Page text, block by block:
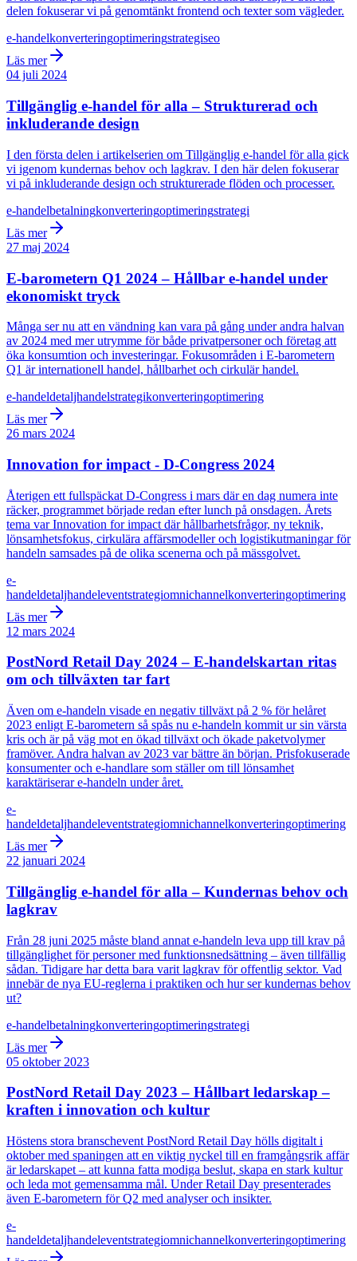
delen fokuserar vi på genomtänkt frontend och texter som vägleder.
e-handelkonverteringoptimeringstrategiseo
Läs mer
04 juli 2024
Tillgänglig e-handel för alla – Strukturerad och
inkluderande design
I den första delen i artikelserien om Tillgänglig e-handel för alla gick
vi igenom kundernas behov och lagkrav. I den här delen fokuserar
vi på inkluderande design och strukturerade flöden och processer.
e-handelbetalningkonverteringoptimeringstrategi
Läs mer
27 maj 2024
E-barometern Q1 2024 – Hållbar e-handel under
ekonomiskt tryck
Många ser nu att en vändning kan vara på gång under andra halvan
av 2024 med mer utrymme för både privatpersoner och företag att
öka konsumtion och investeringar. Fokusområden i E-barometern
Q1 är internationell handel, hållbarhet och cirkulär handel.
e-handeldetaljhandelstrategikonverteringoptimering
Läs mer
26 mars 2024
Innovation for impact - D-Congress 2024
Återigen ett fullspäckat D-Congress i mars där en dag numera inte
räcker, programmet började redan efter lunch på onsdagen. Årets
tema var Innovation for impact där hållbarhetsfrågor, ny teknik,
lönsamhetsfokus, cirkulära affärsmodeller och logistikutmaningar för
handeln samsades på de olika scenerna och på mässgolvet.
e-
handeldetaljhandeleventstrategiomnichannelkonverteringoptimering
Läs mer
12 mars 2024
PostNord Retail Day 2024 – E-handelskartan ritas
om och tillväxten tar fart
Även om e-handeln visade en negativ tillväxt på 2 % för helåret
2023 enligt E-barometern så spås nu e-handeln kommit ur sin värsta
kris och är på väg mot en ökad tillväxt och ökade paketvolymer
framöver. Andra halvan av 2023 var bättre än början. Prisfokuserade
konsumenter och e-handlare som ställer om till lönsamhet
karaktäriserar e-handeln under året.
e-
handeldetaljhandeleventstrategiomnichannelkonverteringoptimering
Läs mer
22 januari 2024
Tillgänglig e-handel för alla – Kundernas behov och
lagkrav
Från 28 juni 2025 måste bland annat e-handeln leva upp till krav på
tillgänglighet för personer med funktionsnedsättning – även tillfällig
sådan. Tidigare har detta bara varit lagkrav för offentlig sektor. Vad
innebär de nya EU-reglerna i praktiken och hur ser kundernas behov
ut?
e-handelbetalningkonverteringoptimeringstrategi
Läs mer
05 oktober 2023
PostNord Retail Day 2023 – Hållbart ledarskap –
kraften i innovation och kultur
Höstens stora branschevent PostNord Retail Day hölls digitalt i
oktober med spaningen att en viktig nyckel till en framgångsrik affär
är ledarskapet – att kunna fatta modiga beslut, skapa en stark kultur
och leda mot gemensamma mål. Under Retail Day presenterades
även E-barometern för Q2 med analyser och insikter.
e-
handeldetaljhandeleventstrategiomnichannelkonverteringoptimering